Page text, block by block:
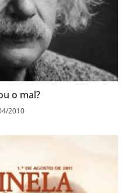
o mal?
2010